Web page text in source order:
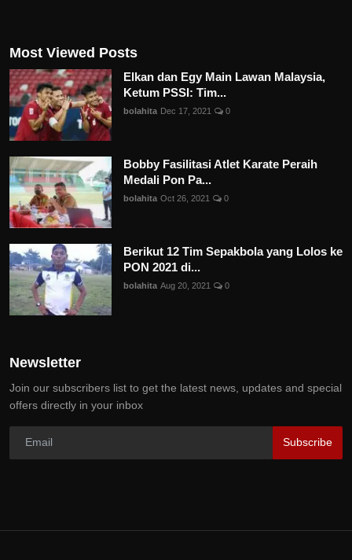
Most Viewed Posts
Elkan dan Egy Main Lawan Malaysia,
Ketum PSSI: Tim...
bolahita Dec 17, 2021 0
Bobby Fasilitasi Atlet Karate Peraih
Medali Pon Pa...
bolahita Oct 26, 2021 0
Berikut 12 Tim Sepakbola yang Lolos ke
PON 2021 di...
bolahita Aug 20, 2021 0
Newsletter
Join our subscribers list to get the latest news, updates and special
offers directly in your inbox
Subscribe